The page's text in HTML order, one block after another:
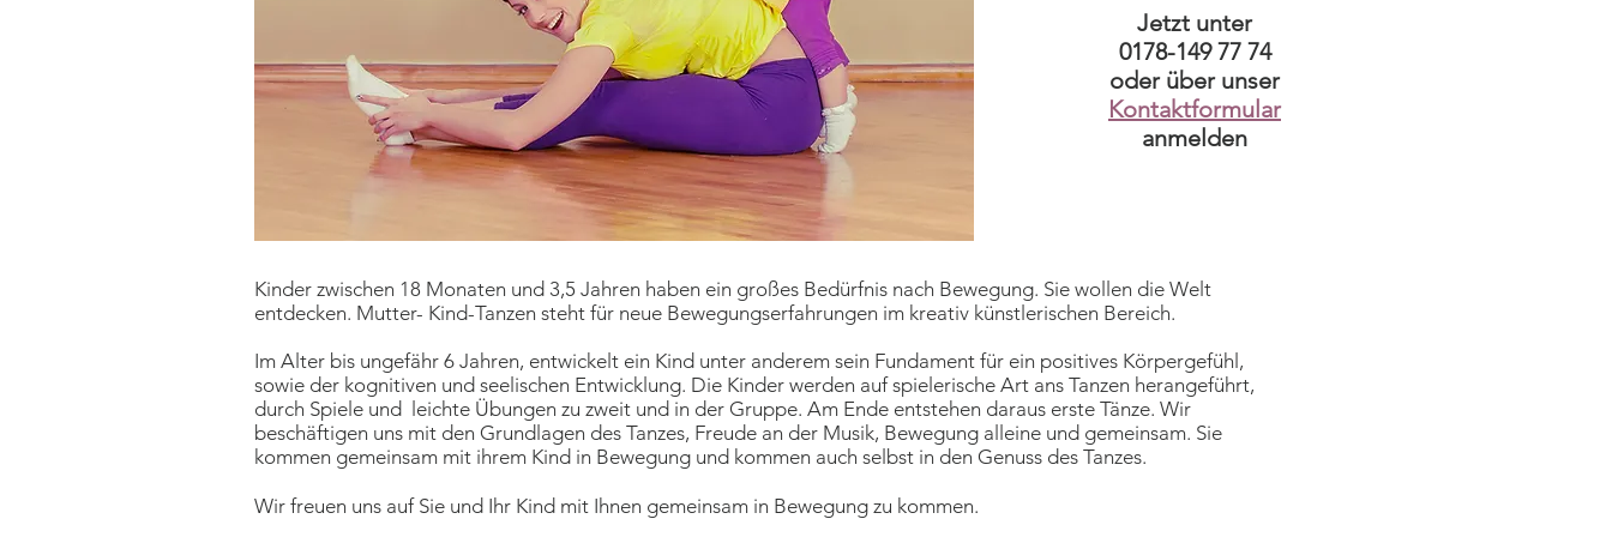
Jetzt unter
0178-149 77 74
oder über unser
Kontaktformular
anmelden
Kinder zwischen 18 Monaten und 3,5 Jahren haben ein großes Bedürfnis nach Bewegung. Sie wollen die Welt
entdecken. Mutter- Kind-Tanzen steht für neue Bewegungserfahrungen im kreativ künstlerischen Bereich.
Im Alter bis ungefähr 6 Jahren, entwickelt ein Kind unter anderem sein Fundament für ein positives Körpergefühl,
sowie der kognitiven und seelischen Entwicklung. Die Kinder werden auf spielerische Art ans Tanzen herangeführt,
durch Spiele und leichte Übungen zu zweit und in der Gruppe. Am Ende entstehen daraus erste Tänze. Wir
beschäftigen uns mit den Grundlagen des Tanzes, Freude an der Musik, Bewegung alleine und gemeinsam. Sie
kommen gemeinsam mit ihrem Kind in Bewegung und kommen auch selbst in den Genuss des Tanzes.
Wir freuen uns auf Sie und Ihr Kind mit Ihnen gemeinsam in Bewegung zu kommen.